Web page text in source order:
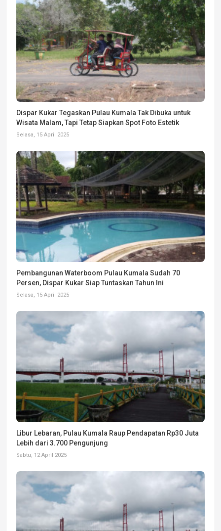
Dispar Kukar Tegaskan Pulau Kumala Tak Dibuka untuk
Wisata Malam, Tapi Tetap Siapkan Spot Foto Estetik
Selasa, 15 April 2025
Pembangunan Waterboom Pulau Kumala Sudah 70
Persen, Dispar Kukar Siap Tuntaskan Tahun Ini
Selasa, 15 April 2025
Libur Lebaran, Pulau Kumala Raup Pendapatan Rp30 Juta
Lebih dari 3.700 Pengunjung
Sabtu, 12 April 2025